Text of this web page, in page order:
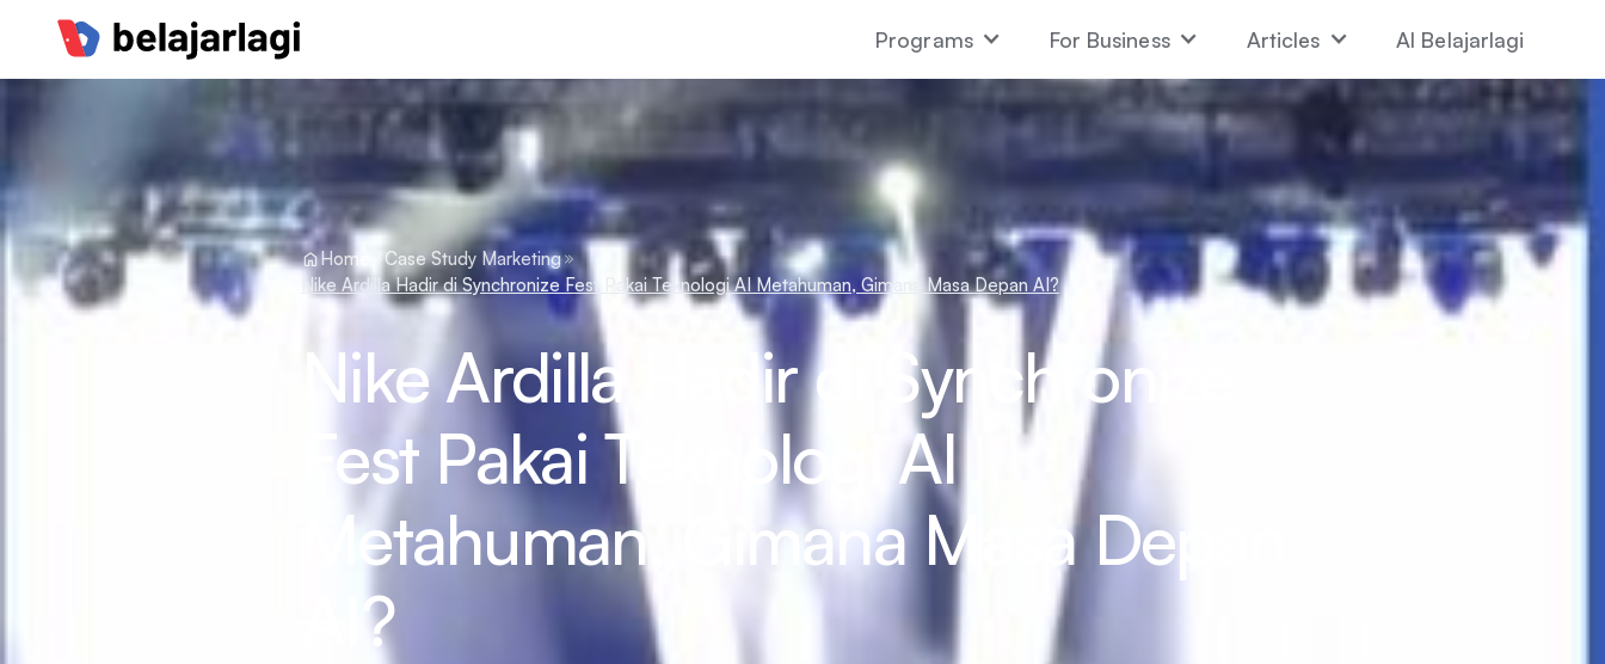
Programs For Business Articles AI Belajarlagi
Home
Case Study Marketing
Nike Ardilla Hadir di Synchronize Fest Pakai Teknologi AI Metahuman, Gimana Masa Depan AI?
Nike Ardilla Hadir di Synchronize
Fest Pakai Teknologi AI
Metahuman, Gimana Masa Depan
AI?